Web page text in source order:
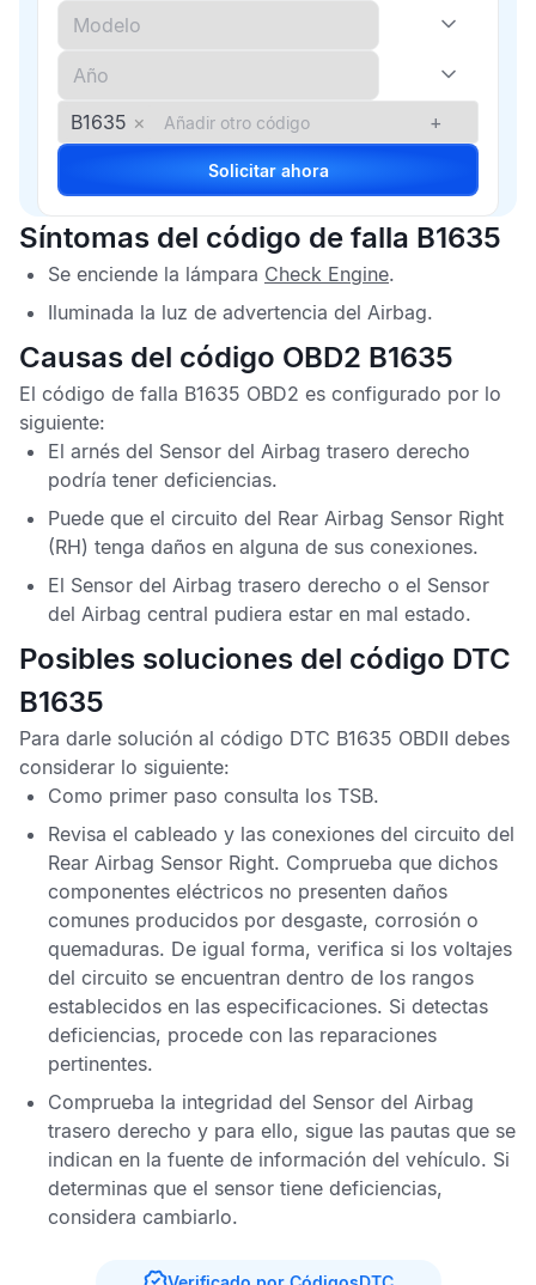
B1635 × +
Solicitar ahora
Síntomas del código de falla B1635
Se enciende la lámpara Check Engine.
Iluminada la luz de advertencia del Airbag.
Causas del código OBD2 B1635
El código de falla B1635 OBD2 es configurado por lo
siguiente:
El arnés del Sensor del Airbag trasero derecho
podría tener deficiencias.
Puede que el circuito del Rear Airbag Sensor Right
(RH) tenga daños en alguna de sus conexiones.
El Sensor del Airbag trasero derecho o el Sensor
del Airbag central pudiera estar en mal estado.
Posibles soluciones del código DTC
B1635
Para darle solución al código DTC B1635 OBDII debes
considerar lo siguiente:
Como primer paso consulta los TSB.
Revisa el cableado y las conexiones del circuito del
Rear Airbag Sensor Right. Comprueba que dichos
componentes eléctricos no presenten daños
comunes producidos por desgaste, corrosión o
quemaduras. De igual forma, verifica si los voltajes
del circuito se encuentran dentro de los rangos
establecidos en las especificaciones. Si detectas
deficiencias, procede con las reparaciones
pertinentes.
Comprueba la integridad del Sensor del Airbag
trasero derecho y para ello, sigue las pautas que se
indican en la fuente de información del vehículo. Si
determinas que el sensor tiene deficiencias,
considera cambiarlo.